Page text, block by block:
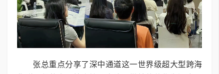
张总重点分享了深中通道这一世界级超大型跨海